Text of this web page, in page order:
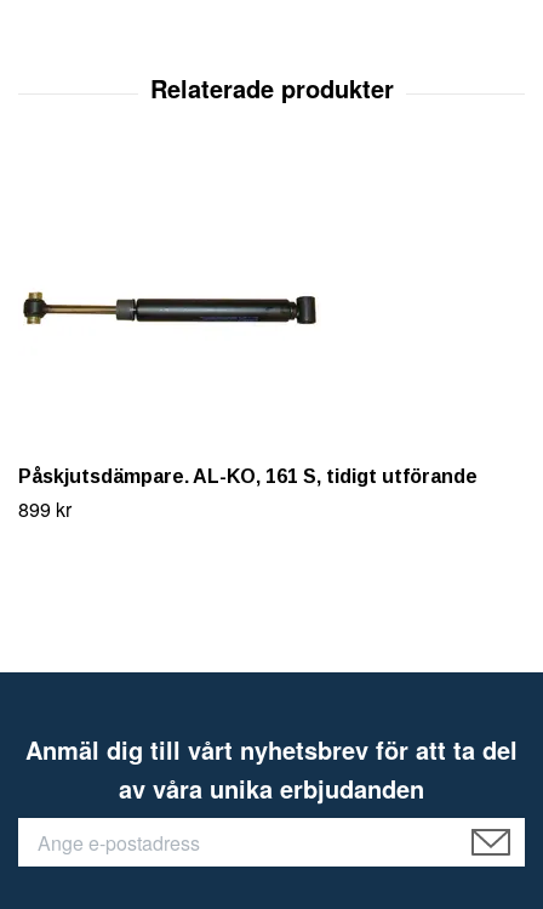
Påskjutsdämpare. AL-KO, 161 S, tidigt utförande
899 kr
Anmäl dig till vårt nyhetsbrev för att ta del
av våra unika erbjudanden